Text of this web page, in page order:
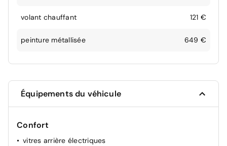
volant chauffant 121 €
peinture métallisée 649 €
Équipements du véhicule
Confort
vitres arrière électriques